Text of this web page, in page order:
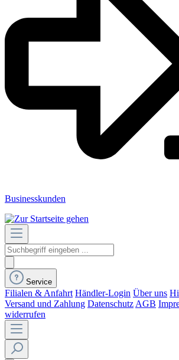
Businesskunden
Service
Filialen & Anfahrt Händler-Login Über uns
Versand und Zahlung Datenschutz AGB
widerrufen